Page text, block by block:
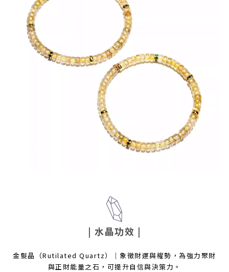
| 水晶功效 |
金髮晶（Rutilated Quartz）｜象徵財運與權勢，為強力聚財
與正財能量之石，可提升自信與決策力。